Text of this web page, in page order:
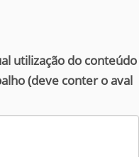
utilização do conteúdo
(deve conter o aval